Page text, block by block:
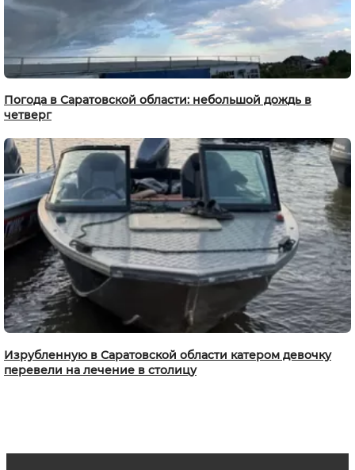
Погода в Саратовской области: небольшой дождь в
четверг
Изрубленную в Саратовской области катером девочку
перевели на лечение в столицу